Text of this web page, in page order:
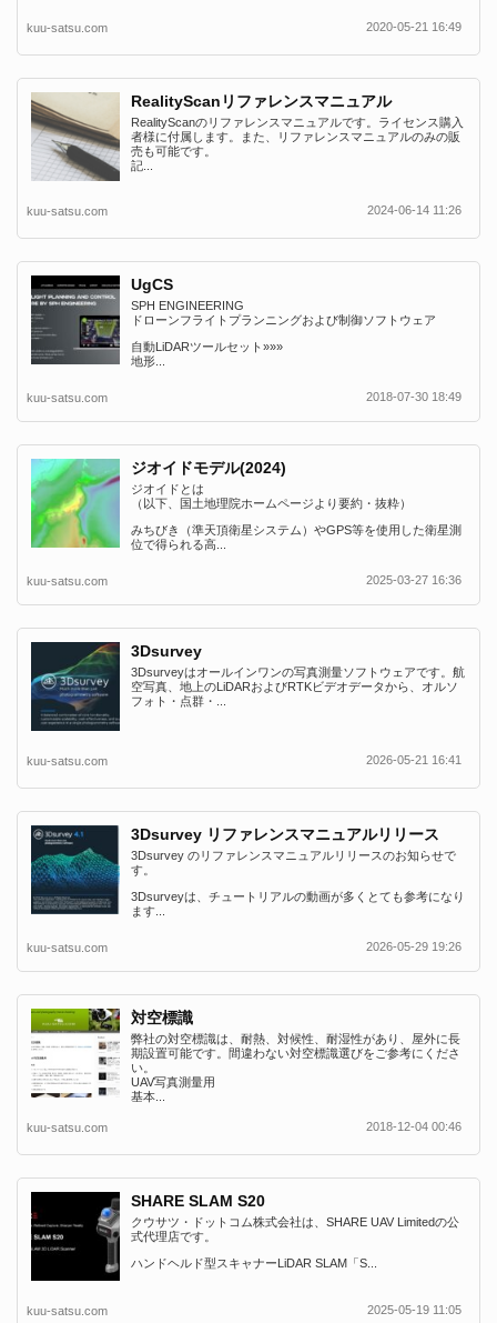
kuu-satsu.com 2020-05-21 16:49
RealityScanリファレンスマニュアル
RealityScanのリファレンスマニュアルです。ライセンス購入
者様に付属します。また、リファレンスマニュアルのみの販
売も可能です。
記...
kuu-satsu.com 2024-06-14 11:26
UgCS
SPH ENGINEERING
ドローンフライトプランニングおよび制御ソフトウェア
自動LiDARツールセット»»»
地形...
kuu-satsu.com 2018-07-30 18:49
ジオイドモデル(2024)
ジオイドとは
（以下、国土地理院ホームページより要約・抜粋）
みちびき（準天頂衛星システム）やGPS等を使用した衛星測
位で得られる高...
kuu-satsu.com 2025-03-27 16:36
3Dsurvey
3Dsurveyはオールインワンの写真測量ソフトウェアです。航
空写真、地上のLiDARおよびRTKビデオデータから、オルソ
フォト・点群・...
kuu-satsu.com 2026-05-21 16:41
3Dsurvey リファレンスマニュアルリリース
3Dsurvey のリファレンスマニュアルリリースのお知らせで
す。
3Dsurveyは、チュートリアルの動画が多くとても参考になり
ます...
kuu-satsu.com 2026-05-29 19:26
対空標識
弊社の対空標識は、耐熱、対候性、耐湿性があり、屋外に長
期設置可能です。間違わない対空標識選びをご参考にくださ
い。
UAV写真測量用
基本...
kuu-satsu.com 2018-12-04 00:46
SHARE SLAM S20
クウサツ・ドットコム株式会社は、SHARE UAV Limitedの公
式代理店です。
ハンドヘルド型スキャナーLiDAR SLAM「S...
kuu-satsu.com 2025-05-19 11:05